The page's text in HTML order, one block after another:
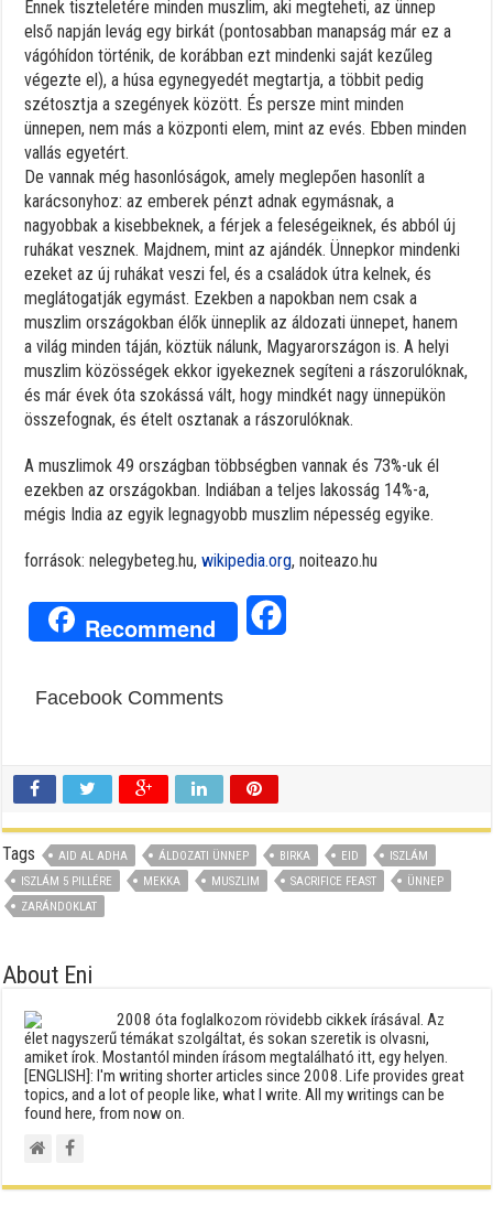
Ennek tiszteletére minden muszlim, aki megteheti, az ünnep
első napján levág egy birkát (pontosabban manapság már ez a
vágóhídon történik, de korábban ezt mindenki saját kezűleg
végezte el), a húsa egynegyedét megtartja, a többit pedig
szétosztja a szegények között. És persze mint minden
ünnepen, nem más a központi elem, mint az evés. Ebben minden
vallás egyetért.
De vannak még hasonlóságok, amely meglepően hasonlít a
karácsonyhoz: az emberek pénzt adnak egymásnak, a
nagyobbak a kisebbeknek, a férjek a feleségeiknek, és abból új
ruhákat vesznek. Majdnem, mint az ajándék. Ünnepkor mindenki
ezeket az új ruhákat veszi fel, és a családok útra kelnek, és
meglátogatják egymást. Ezekben a napokban nem csak a
muszlim országokban élők ünneplik az áldozati ünnepet, hanem
a világ minden táján, köztük nálunk, Magyarországon is. A helyi
muszlim közösségek ekkor igyekeznek segíteni a rászorulóknak,
és már évek óta szokássá vált, hogy mindkét nagy ünnepükön
összefognak, és ételt osztanak a rászorulóknak.
A muszlimok 49 országban többségben vannak és 73%-uk él
ezekben az országokban. Indiában a teljes lakosság 14%-a,
mégis India az egyik legnagyobb muszlim népesség egyike.
források: nelegybeteg.hu,wikipedia.org, noiteazo.hu
Recommend
Facebook Comments
Tags AID AL ADHA ÁLDOZATI ÜNNEP BIRKA EID
ISZLÁM
ISZLÁM 5 PILLÉRE
MEKKA MUSZLIM SACRIFICE FEAST
ÜNNEP
ZARÁNDOKLAT
About Eni
2008 óta foglalkozom rövidebb cikkek írásával. Az
élet nagyszerű témákat szolgáltat, és sokan szeretik is olvasni,
amiket írok. Mostantól minden írásom megtalálható itt, egy helyen.
[ENGLISH]: I'm writing shorter articles since 2008. Life provides great
topics, and a lot of people like, what I write. All my writings can be
found here, from now on.